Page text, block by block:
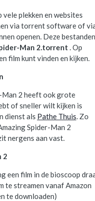
vele plekken en websites
via torrent software of
openen. Deze bestanden
Man 2.torrent . Op
film kunt vinden en kijken.
Man 2 heeft ook grote
of sneller wilt kijken is
dienst als Pathe Thuis . Zo
Spider-Man 2
nergens aan vast.
2
een film in de bioscoop
te streamen vanaf Amazon
te downloaden)